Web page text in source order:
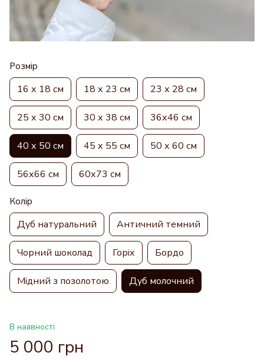
Розмір
16 х 18 см 18 х 23 см 23 х 28 см
25 х 30 см 30 х 38 см 36х46 см
40 х 50 см 45 х 55 см 50 х 60 см
56х66 см 60х73 см
Колір
Дуб натуральний Античний темний
Чорний шоколад Горіх Бордо
Мідний з позолотою Дуб молочний
В наявності
5 000 грн